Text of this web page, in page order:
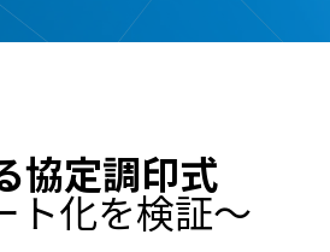
協定調印式
ト化を検証〜